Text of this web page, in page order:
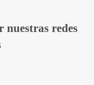
nuestras redes